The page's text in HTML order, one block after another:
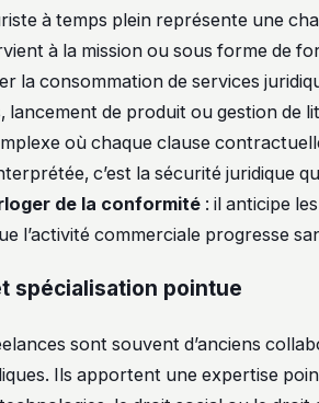
à temps plein représente une
à la mission ou sous forme de
la consommation de services
lancement de produit ou gestion de
où chaque clause
c’est la sécurité juridique
de la conformité : il anticipe
l’activité commerciale progresse
spécialisation pointue
sont souvent d’anciens
Ils apportent une expertise